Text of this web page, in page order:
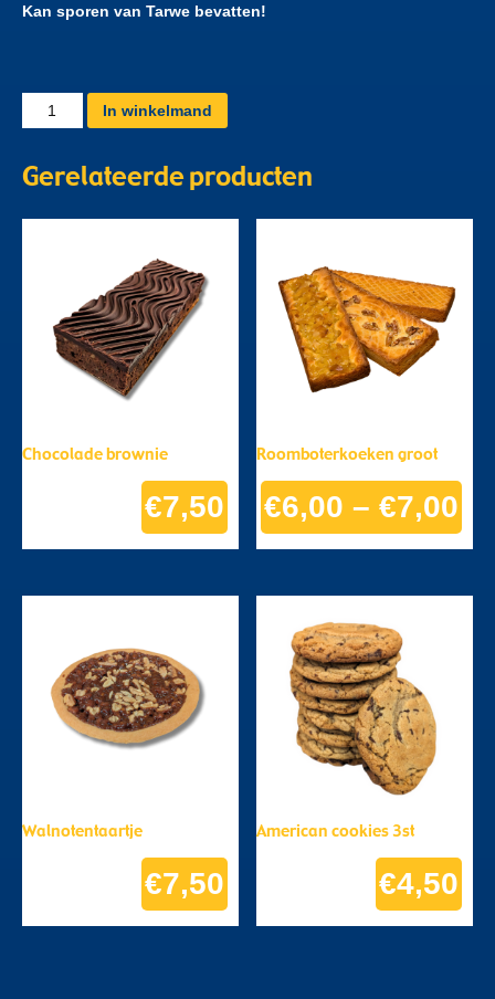
Kan sporen van Tarwe bevatten!
Oublet
aantal
In winkelmand
Gerelateerde producten
Chocolade brownie
€7,50
Roomboterkoeken groot
€6,00 – €7,00
Walnotentaartje
€7,50
American cookies 3st
€4,50